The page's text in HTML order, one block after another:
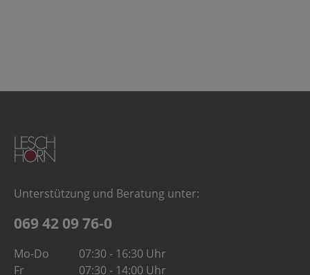
Unterstützung und Beratung unter:
069 42 09 76-0
Mo-Do
07:30 - 16:30 Uhr
Fr
07:30 - 14:00 Uhr